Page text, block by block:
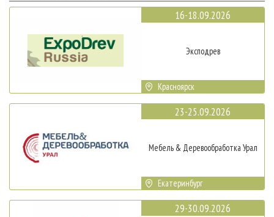
16-18.09.2026
Эксподрев
Красноярск
23-25.09.2026
Мебель & Деревообработка Урал
Екатеринбург
29-30.09.2026